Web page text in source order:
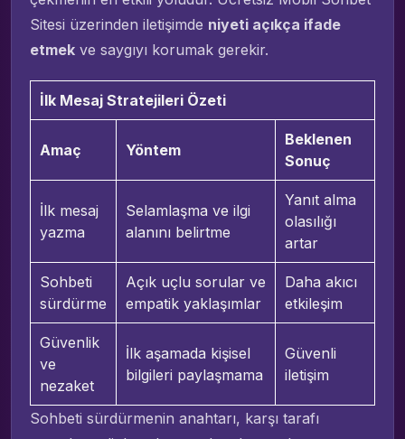
Sitesi üzerinden iletişimde niyeti açıkça ifade
etmek ve saygıyı korumak gerekir.
İlk Mesaj Stratejileri Özeti
Amaç Yöntem
Beklenen
Sonuç
İlk mesaj
yazma
Selamlaşma ve ilgi
alanını belirtme
Yanıt alma
olasılığı
artar
Sohbeti
sürdürme
Açık uçlu sorular ve
empatik yaklaşımlar
Daha akıcı
etkileşim
Güvenlik
ve
nezaket
İlk aşamada kişisel
bilgileri paylaşmama
Güvenli
iletişim
Sohbeti sürdürmenin anahtarı, karşı tarafı